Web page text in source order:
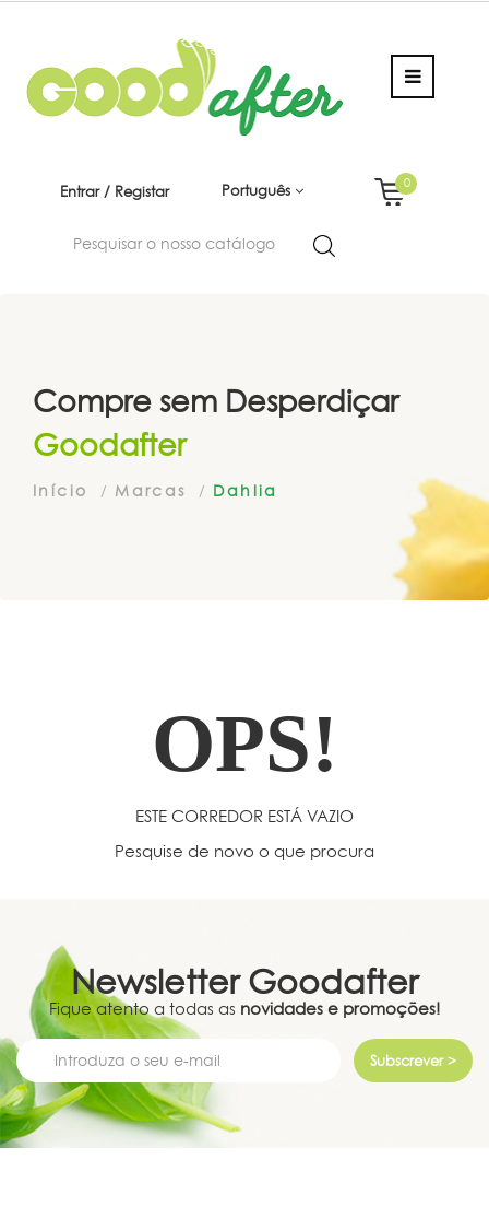
Entrar / Registar Português
0
Compre sem Desperdiçar
Goodafter
Início Marcas Dahlia
OPS!
ESTE CORREDOR ESTÁ VAZIO
Pesquise de novo o que procura
Newsletter Goodafter
Fique atento a todas as novidades e promoções!
Subscrever >